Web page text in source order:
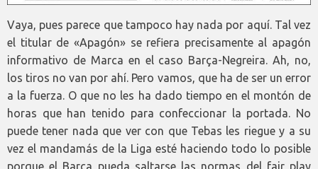
Vaya, pues parece que tampoco hay nada por aquí. Tal vez
el titular de «Apagón» se refiera precisamente al apagón
informativo de Marca en el caso Barça-Negreira. Ah, no,
los tiros no van por ahí. Pero vamos, que ha de ser un error
a la fuerza. O que no les ha dado tiempo en el montón de
horas que han tenido para confeccionar la portada. No
puede tener nada que ver con que Tebas les riegue y a su
vez el mandamás de la Liga esté haciendo todo lo posible
porque el Barça pueda saltarse las normas del fair play